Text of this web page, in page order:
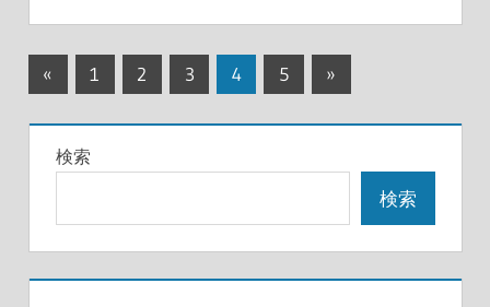
投
稿
の
ー
ジ
«
事
1 2 3 4 5
次
事
»
検索
検索